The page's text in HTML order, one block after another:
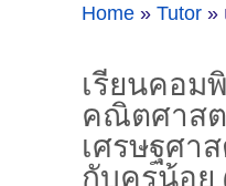
Home » Tutor »
เรียนคอม
คณิตศาส
เศรษฐศา
กับครูน้อย